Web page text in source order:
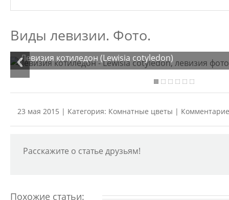
Виды левизии. Фото.
Левизия котиледон (Lewisia cotyledon)
23 мая 2015 | Категория: Комнатные цветы |
Расскажите о статье друзьям!
Похожие статьи: